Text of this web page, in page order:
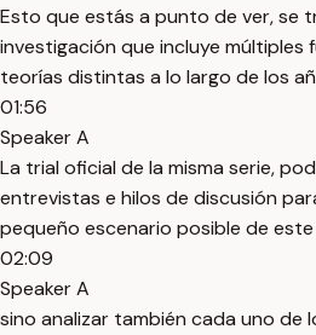
Esto que estás a punto de ver, se
investigación que incluye
teorías distintas a lo largo de los
01:56
Speaker A
La trial oficial de la misma serie,
entrevistas e hilos de discusión
pequeño escenario posible de
02:09
Speaker A
sino analizar también cada uno de